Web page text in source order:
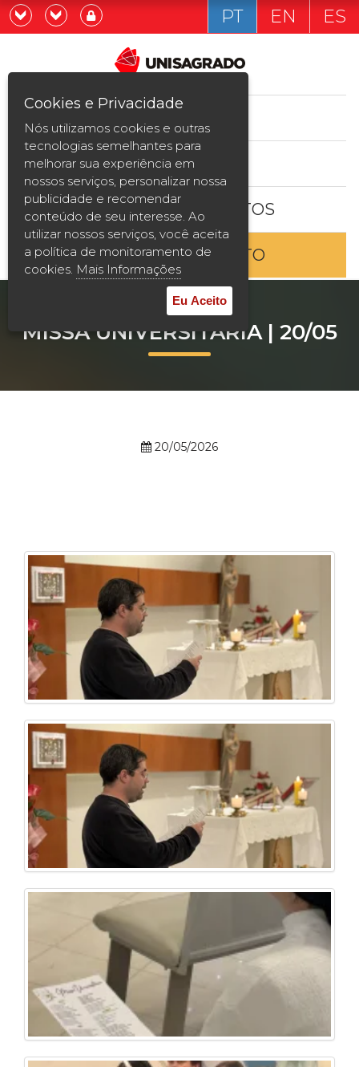
Graduação
Pós-graduação e MBA
Curta Duração
Vestibular
2ª Graduação
Transferência
Reingresso
Internacionalização
UATI
Já sou estudande
Quero ser estudante
PT EN ES
ESTUDE AQUI
BOLSAS E DESCONTOS
ENTRE EM CONTATO
MISSA UNIVERSITÁRIA | 20/05
20/05/2026
Cookies e Privacidade
Nós utilizamos cookies e outras
tecnologias semelhantes para
melhorar sua experiência em
nossos serviços, personalizar nossa
publicidade e recomendar
conteúdo de seu interesse. Ao
utilizar nossos serviços, você aceita
a política de monitoramento de
cookies. Mais Informações
Eu Aceito